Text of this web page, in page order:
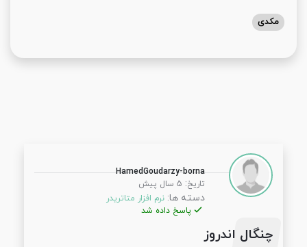
مکدی
HamedGoudarzy-borna
تاریخ: 5 سال پیش
دسته ها: نرم افزار متاتریدر
پاسخ داده شد
چنگال اندروز